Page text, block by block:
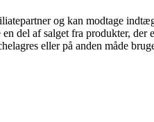
og kan modtage
del af salget fra produkter, der
eller på anden måde